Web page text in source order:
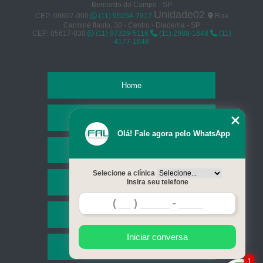
agendamento de cirurgia animais exóticos Vila Água Funda
cirurgia para animais silvestres Mauá
clínica que faz amputações cirurgicas em animais silvestres Vila Carioca
clínica que faz amputações cirurgicas em animais silvestres Diadema
clínica que faz cirurgia animais exóticos Ipiranga
clínica que faz cirurgia em animais silvestres Jardim Silvia Maria
agendamento de cirurgia em animais silvestres Mauá
cirurgia animais exóticos Ipiranga
agendamento de amputações cirurgicas em animais silvestres Jardim Silvia
amputações cirurgicas em animais silvestres marcar Jardim Haydee
Bernardo do Campo - SP
CEP: 09607-000
(11) 95054-7917 Unidade02
Rua
Carminé flauto, 30 - Centro - Diadema - SP
CEP: 05617-030
(11) 97329-5116 (11) 2988-1648
(11)
4177-1648
Home
Serviços
Contato
Mapa do site
1
Olá! Fale agora pelo WhatsApp
Selecione a clínica
Insira seu telefone
Iniciar conversa